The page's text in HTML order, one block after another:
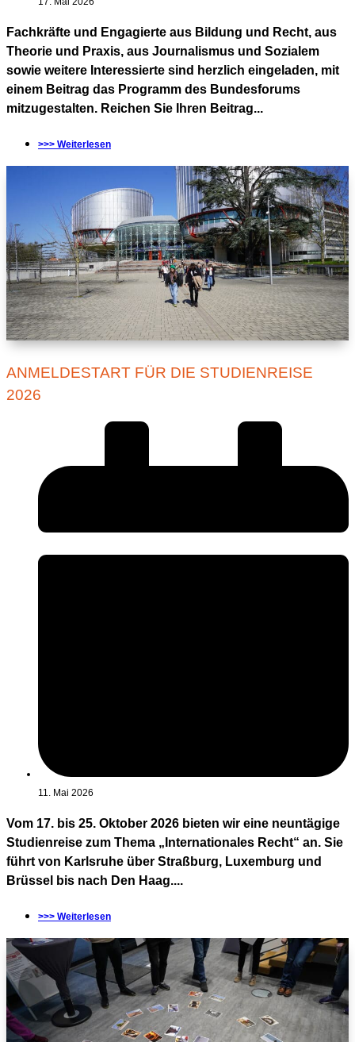
Fachkräfte und Engagierte aus Bildung und Recht, aus
Theorie und Praxis, aus Journalismus und Sozialem
sowie weitere Interessierte sind herzlich eingeladen, mit
einem Beitrag das Programm des Bundesforums
mitzugestalten. Reichen Sie Ihren Beitrag...
>>> Weiterlesen
ANMELDESTART FÜR DIE STUDIENREISE
2026
11. Mai 2026
Vom 17. bis 25. Oktober 2026 bieten wir eine neuntägige
Studienreise zum Thema „Internationales Recht“ an. Sie
führt von Karlsruhe über Straßburg, Luxemburg und
Brüssel bis nach Den Haag....
>>> Weiterlesen